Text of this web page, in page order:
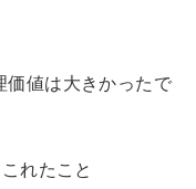
価値は大きかったで
れたこと